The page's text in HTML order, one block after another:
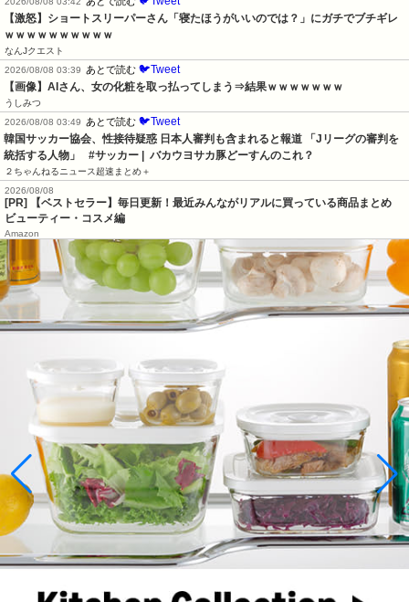
【激怒】ショートスリーパーさん「寝たほうがいいのでは？」にガチでブチギレ
ｗｗｗｗｗｗｗｗｗｗ
なんJクエスト
2026/08/08 03:39
あとで読む 🐦Tweet
【画像】AIさん、女の化粧を取っ払ってしまう⇒結果ｗｗｗｗｗｗｗ
うしみつ
2026/08/08 03:49
あとで読む 🐦Tweet
韓国サッカー協会、性接待疑惑 日本人審判も含まれると報道 「Jリーグの審判を
統括する人物」   #サッカー |  バカウヨサカ豚どーすんのこれ？
２ちゃんねるニュース超速まとめ＋
2026/08/08
[PR] 【ベストセラー】毎日更新！最近みんながリアルに買っている商品まとめ
ビューティー・コスメ編
Amazon